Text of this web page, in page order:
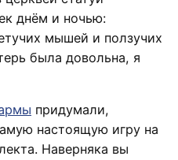
днём и ночью:
мышей и ползучих
была довольна, я
придумали,
настоящую игру на
Наверняка вы